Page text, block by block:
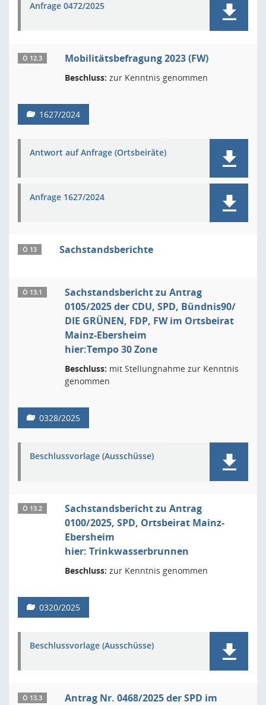
Anfrage 0472/2025
Ö 12.3 Mobilitätsbefragung 2023 (FW)
Beschluss: zur Kenntnis genommen
1627/2024
Antwort auf Anfrage (Ortsbeiräte)
Anfrage 1627/2024
Ö 13 Sachstandsberichte
Ö 13.1
Sachstandsbericht zu Antrag
0105/2025 der CDU, SPD, Bündnis90/
DIE GRÜNEN, FDP, FW im Ortsbeirat
Mainz-Ebersheim
hier:Tempo 30 Zone
Beschluss: mit Stellungnahme zur Kenntnis
genommen
0328/2025
Beschlussvorlage (Ausschüsse)
Ö 13.2
Sachstandsbericht zu Antrag
0100/2025, SPD, Ortsbeirat Mainz-
Ebersheim
hier: Trinkwasserbrunnen
Beschluss: zur Kenntnis genommen
0320/2025
Beschlussvorlage (Ausschüsse)
Ö 13.3
Antrag Nr. 0468/2025 der SPD im